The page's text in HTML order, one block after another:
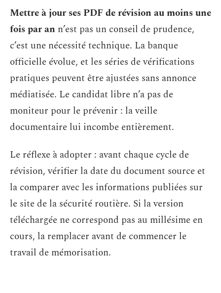
Mettre à jour ses PDF de révision au moins une
fois par an n’est pas un conseil de prudence,
c’est une nécessité technique. La banque
officielle évolue, et les séries de vérifications
pratiques peuvent être ajustées sans annonce
médiatisée. Le candidat libre n’a pas de
moniteur pour le prévenir : la veille
documentaire lui incombe entièrement.
Le réflexe à adopter : avant chaque cycle de
révision, vérifier la date du document source et
la comparer avec les informations publiées sur
le site de la sécurité routière. Si la version
téléchargée ne correspond pas au millésime en
cours, la remplacer avant de commencer le
travail de mémorisation.